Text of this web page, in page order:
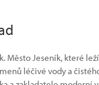
Město Jeseník, které
léčivé vody a